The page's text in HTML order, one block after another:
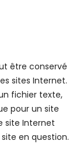
être conservé
sites Internet.
fichier texte,
pour un site
site Internet
en question.